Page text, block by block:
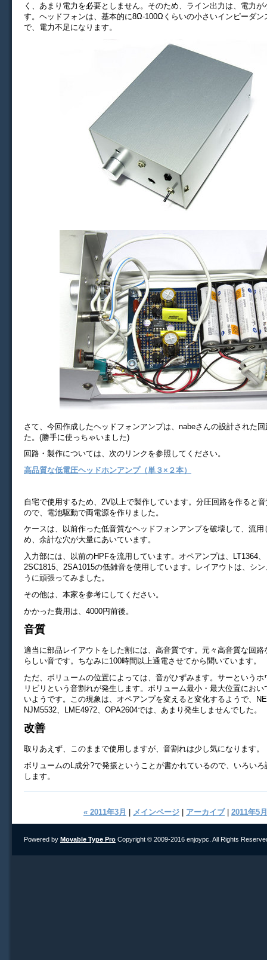
く、あまり電力を必要としません。そのため、ライン出力は、電力
す。ヘッドフォンは、基本的に8Ω-100Ωくらいの小さいインピーダン
で、電力不足になります。
さて、今回作成したヘッドフォンアンプは、nabeさんの設計された
た。(勝手に使っちゃいました)
回路・製作については、次のリンクを参照してください。
高品質な低電圧ヘッドホンアンプ（単３×２本）
自宅で使用するため、2V以上で製作しています。分圧回路を作ると
ので、電池駆動で両電源を作りました。
ケースは、以前作った低音質なヘッドフォンアンプを破壊して、流用
め、余計な穴が大量にあいています。
入力部には、以前のHPFを流用しています。オペアンプは、LT1364
2SC1815、2SA1015の低雑音を使用しています。レイアウトは、シ
うに頑張ってみました。
その他は、本家を参考にしてください。
かかった費用は、4000円前後。
音質
適当に部品レイアウトをした割には、高音質です。元々高音質な回路
らしい音です。ちなみに100時間以上通電させてから聞いています。
ただ、ボリュームの位置によっては、音がひずみます。サーという
リビリという音割れが発生します。ボリューム最小・最大位置にお
いようです。この現象は、オペアンプを変えると変化するようで、
NJM5532、LME4972、OPA2604では、あまり発生しませんでした。
改善
取りあえず、このままで使用しますが、音割れは少し気になります。
ボリュームのL成分?で発振ということが書かれているので、いろい
します。
« 2011年3月 メインページ アーカイブ| 2011年5
Powered by Movable Type Pro Copyright © 2009-2016 enjoypc. All Rights